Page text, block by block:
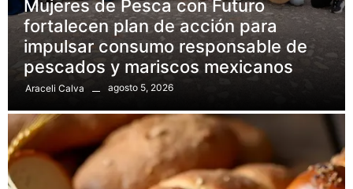
Mujeres de Pesca con Futuro
fortalecen plan de acción para
impulsar consumo responsable de
pescados y mariscos mexicanos
Araceli Calva agosto 5, 2026